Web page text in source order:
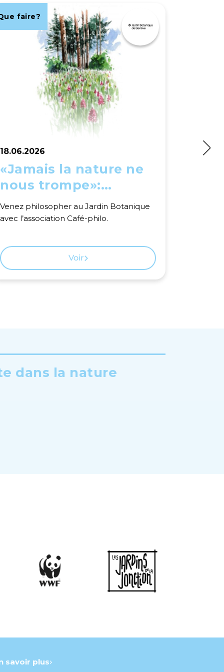
faire?
18.06.2026
«Jamais la nature ne
nous trompe»:
philosopher au Jardin
Botanique
Venez philosopher au Jardin Botanique
avec l’association Café-philo.
Voir
dans la nature
savoir plus